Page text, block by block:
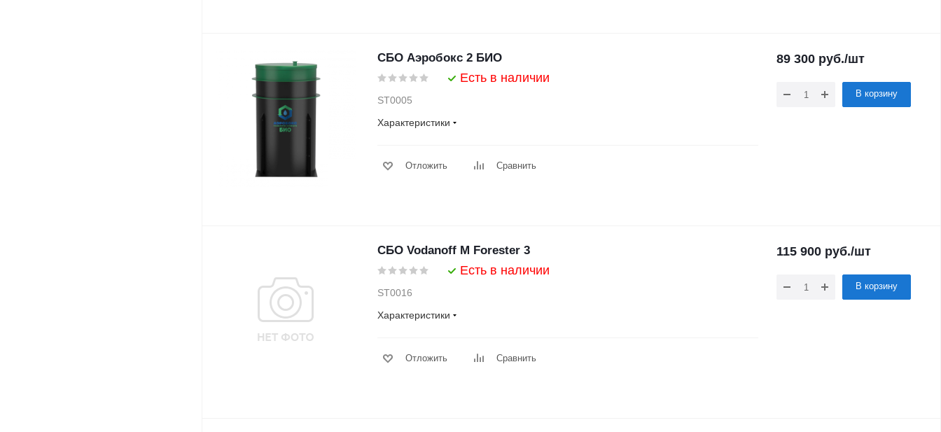
СБО Аэробокс 2 БИО
Есть в наличии
ST0005
Характеристики
Отложить Сравнить
89 300 руб./шт
В корзину
СБО Vodanoff M Forester 3
Есть в наличии
ST0016
Характеристики
Отложить Сравнить
115 900 руб./шт
В корзину